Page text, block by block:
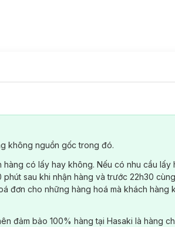
không nguồn gốc trong đó.
hàng có lấy hay không. Nếu có nhu cầu lấy
sau khi nhận hàng và trước 22h30
đơn cho những hàng hoá mà khách hàng
đảm bảo 100% hàng tại Hasaki là hàng